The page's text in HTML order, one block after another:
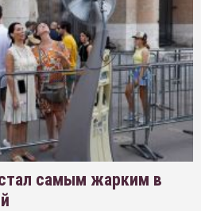
самым жарким в